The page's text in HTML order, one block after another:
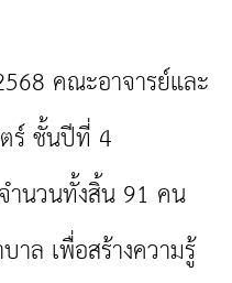
คณะอาจารย์และ
ร์ ชั้นปีที่ 4
นวนทั้งสิ้น 91 คน
าล เพื่อสร้างความรู้